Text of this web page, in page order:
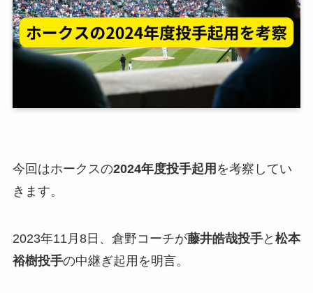
今回はホークスの2024年度投手起用 を考察してい
きます。
2023年11月8日、倉野コーチが藤井皓哉投手と 松本
裕樹投手の中継ぎ起用を明言。